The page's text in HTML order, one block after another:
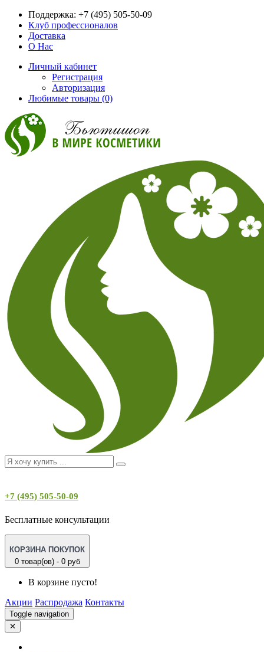
Поддержка: +7 (495) 505-50-09
Клуб профессионалов
Доставка
О Нас
Личный кабинет
Регистрация
Авторизация
Любимые товары (0)
+7 (495) 505-50-09
Бесплатные консультации
КОРЗИНА ПОКУПОК
0 товар(ов) - 0 руб
В корзине пусто!
Акции Распродажа Контакты
Toggle navigation
✕